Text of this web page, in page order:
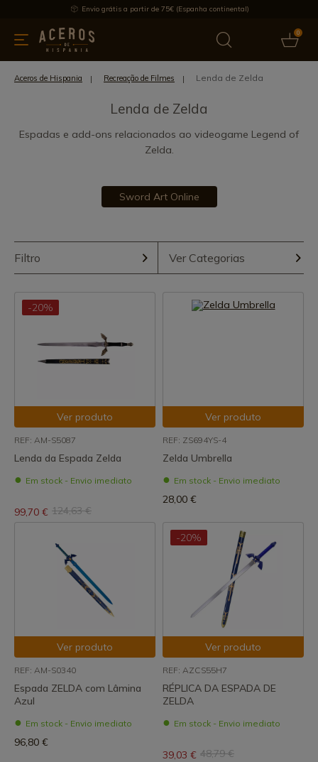
Envio grátis a partir de 75€ (Espanha continental)
0
& Utensílios de cozinha Oferece Últimas notícias
Aceros de Hispania Recreação de Filmes Lenda de Zelda
Lenda de Zelda
Espadas e add-ons relacionados ao videogame Legend of
Zelda.
Sword Art Online
Filtro Ver Categorias
-20%
Ver produto
REF: AM-S5087
Lenda da Espada Zelda
Em stock - Envio imediato
99,70 € 124,63 €
Ver produto
REF: ZS694YS-4
Zelda Umbrella
Em stock - Envio imediato
28,00 €
Ver produto
REF: AM-S0340
Espada ZELDA com Lâmina
Azul
Em stock - Envio imediato
96,80 €
-20%
Ver produto
REF: AZCS55H7
RÉPLICA DA ESPADA DE
ZELDA
Em stock - Envio imediato
39,03 € 48,79 €